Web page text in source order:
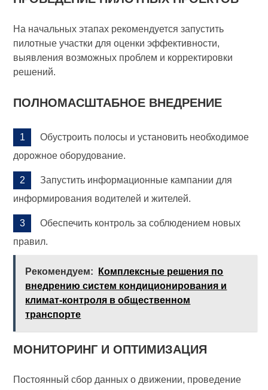
На начальных этапах рекомендуется запустить
пилотные участки для оценки эффективности,
выявления возможных проблем и корректировки
решений.
ПОЛНОМАСШТАБНОЕ ВНЕДРЕНИЕ
Обустроить полосы и установить необходимое
дорожное оборудование.
Запустить информационные кампании для
информирования водителей и жителей.
Обеспечить контроль за соблюдением новых
правил.
Рекомендуем:
Комплексные решения по
внедрению систем кондиционирования и
климат-контроля в общественном
транспорте
МОНИТОРИНГ И ОПТИМИЗАЦИЯ
Постоянный сбор данных о движении, проведение